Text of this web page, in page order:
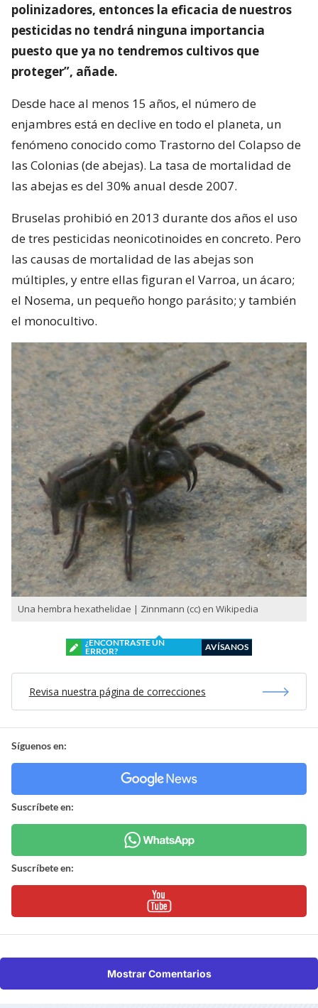
polinizadores, entonces la eficacia de nuestros
pesticidas no tendrá ninguna importancia
puesto que ya no tendremos cultivos que
proteger”, añade.
Desde hace al menos 15 años, el número de
enjambres está en declive en todo el planeta, un
fenómeno conocido como Trastorno del Colapso de
las Colonias (de abejas). La tasa de mortalidad de
las abejas es del 30% anual desde 2007.
Bruselas prohibió en 2013 durante dos años el uso
de tres pesticidas neonicotinoides en concreto. Pero
las causas de mortalidad de las abejas son
múltiples, y entre ellas figuran el Varroa, un ácaro;
el Nosema, un pequeño hongo parásito; y también
el monocultivo.
Una hembra hexathelidae | Zinnmann (cc) en Wikipedia
¿ENCONTRASTE UN
ERROR?
AVÍSANOS
Revisa nuestra página de correcciones
Síguenos en:
Suscríbete en:
Suscríbete en:
Mostrar Comentarios